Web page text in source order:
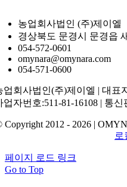
농업회사법인 (주)제이엘
경상북도 문경시 문경읍
054-572-0601
omynara@omynara.com
054-571-0600
업회사법인(주)제이엘 | 대표
업자번호:511-81-16108 | 통
Copyright 2012 - 2026 |
로
페이지 로드 링크
Go to Top